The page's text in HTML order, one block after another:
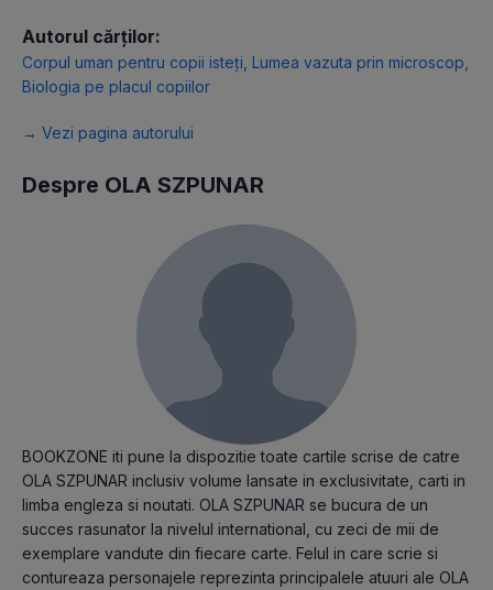
Autorul cărților:
Corpul uman pentru copii isteți Lumea vazuta prin microscop
Biologia pe placul copiilor
→ Vezi pagina autorului
Despre OLA SZPUNAR
BOOKZONE iti pune la dispozitie toate cartile scrise de catre
OLA SZPUNAR inclusiv volume lansate in exclusivitate, carti in
limba engleza si noutati. OLA SZPUNAR se bucura de un
succes rasunator la nivelul international, cu zeci de mii de
exemplare vandute din fiecare carte. Felul in care scrie si
contureaza personajele reprezinta principalele atuuri ale OLA